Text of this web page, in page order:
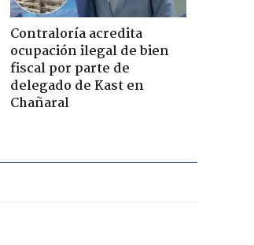
Contraloría acredita
ocupación ilegal de bien
fiscal por parte de
delegado de Kast en
Chañaral